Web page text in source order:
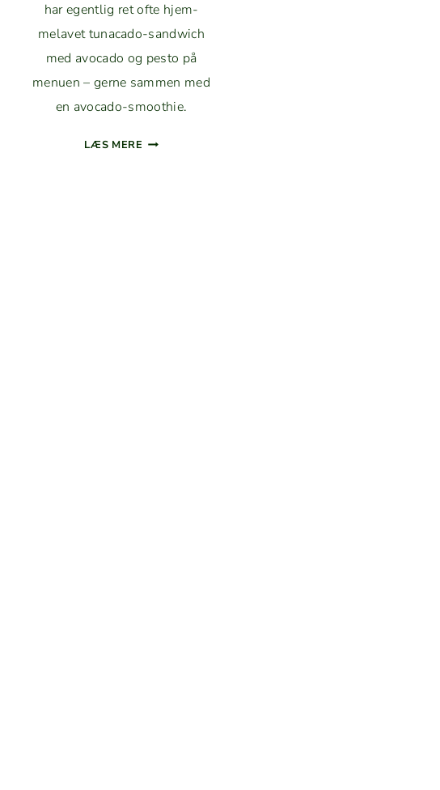
har egentlig ret ofte hjem­
melavet tunaca­do-sand­wich
med avo­ca­do og pesto på
menu­en – gerne sam­men med
en avocado-smoothie.
LÆS MERE TUN­